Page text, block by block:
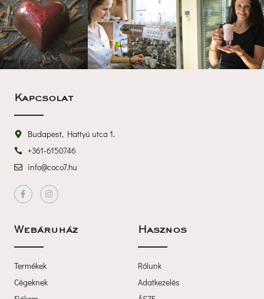
Kapcsolat
Budapest, Hattyú utca 1.
+361-6150746
info@coco7.hu
Webáruház
Termékek
Cégeknek
Haszno
Rólunk
Adatkezelé